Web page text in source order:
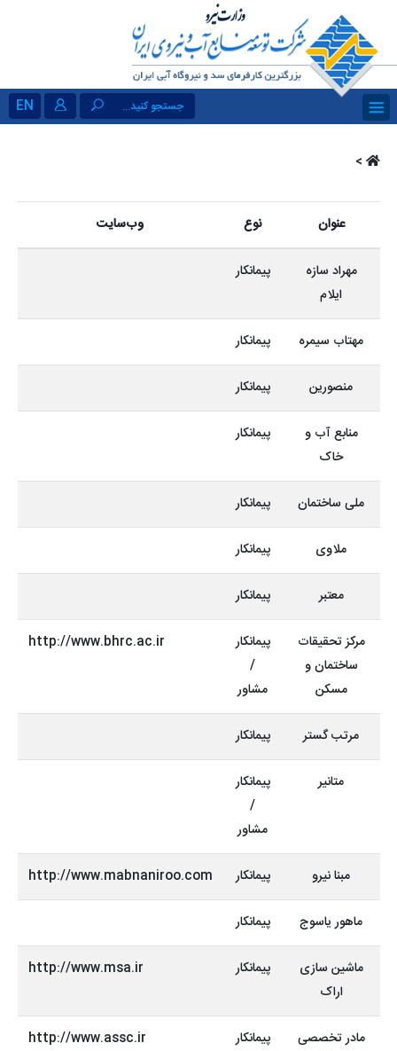
EN جستجو کنید...
>
عنوان نوع وب‌سایت
مهراد سازه
ایلام
پیمانکار
مهتاب سیمره پیمانکار
منصورین پیمانکار
منابع آب و
خاک
پیمانکار
ملی ساختمان پیمانکار
ملاوی پیمانکار
معتبر پیمانکار
مرکز تحقیقات
ساختمان و
مسکن
پیمانکار
/
مشاور
http://www.bhrc.ac.ir
مرتب گستر پیمانکار
متانیر
پیمانکار
/
مشاور
مبنا نیرو پیمانکار http://www.mabnaniroo.com
ماهور یاسوج پیمانکار
ماشین سازی
اراک
پیمانکار http://www.msa.ir
مادر تخصصی
پیمانکار http://www.assc.ir